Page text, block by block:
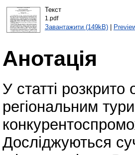
Текст
1.pdf
Завантажити (149kB)|
Анотація
У статті розкрито
регіональним
Досліджуються